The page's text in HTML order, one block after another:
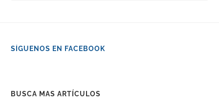
SÍGUENOS EN FACEBOOK
BUSCA MAS ARTÍCULOS